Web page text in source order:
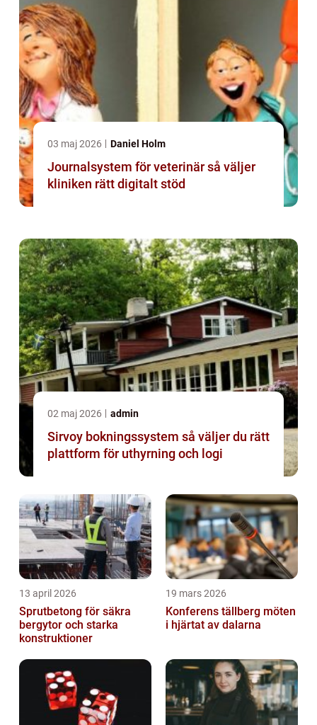
03 maj 2026 Daniel Holm
Journalsystem för veterinär så väljer
kliniken rätt digitalt stöd
02 maj 2026 admin
Sirvoy bokningssystem så väljer du rätt
plattform för uthyrning och logi
13 april 2026
Sprutbetong för säkra
bergytor och starka
konstruktioner
19 mars 2026
Konferens tällberg möten
i hjärtat av dalarna